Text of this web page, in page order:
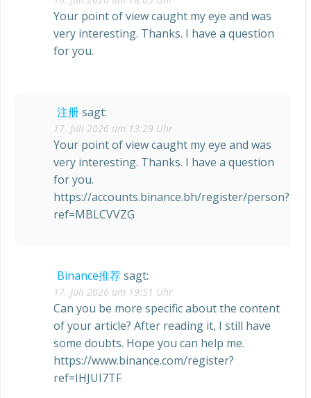
Your point of view caught my eye and was
very interesting. Thanks. I have a question
for you.
注册sagt:
17. Juli 2026 um 13:29 Uhr
Your point of view caught my eye and was
very interesting. Thanks. I have a question
for you.
https://accounts.binance.bh/register/person?
ref=MBLCVVZG
Binance推荐sagt:
17. Juli 2026 um 19:51 Uhr
Can you be more specific about the content
of your article? After reading it, I still have
some doubts. Hope you can help me.
https://www.binance.com/register?
ref=IHJUI7TF